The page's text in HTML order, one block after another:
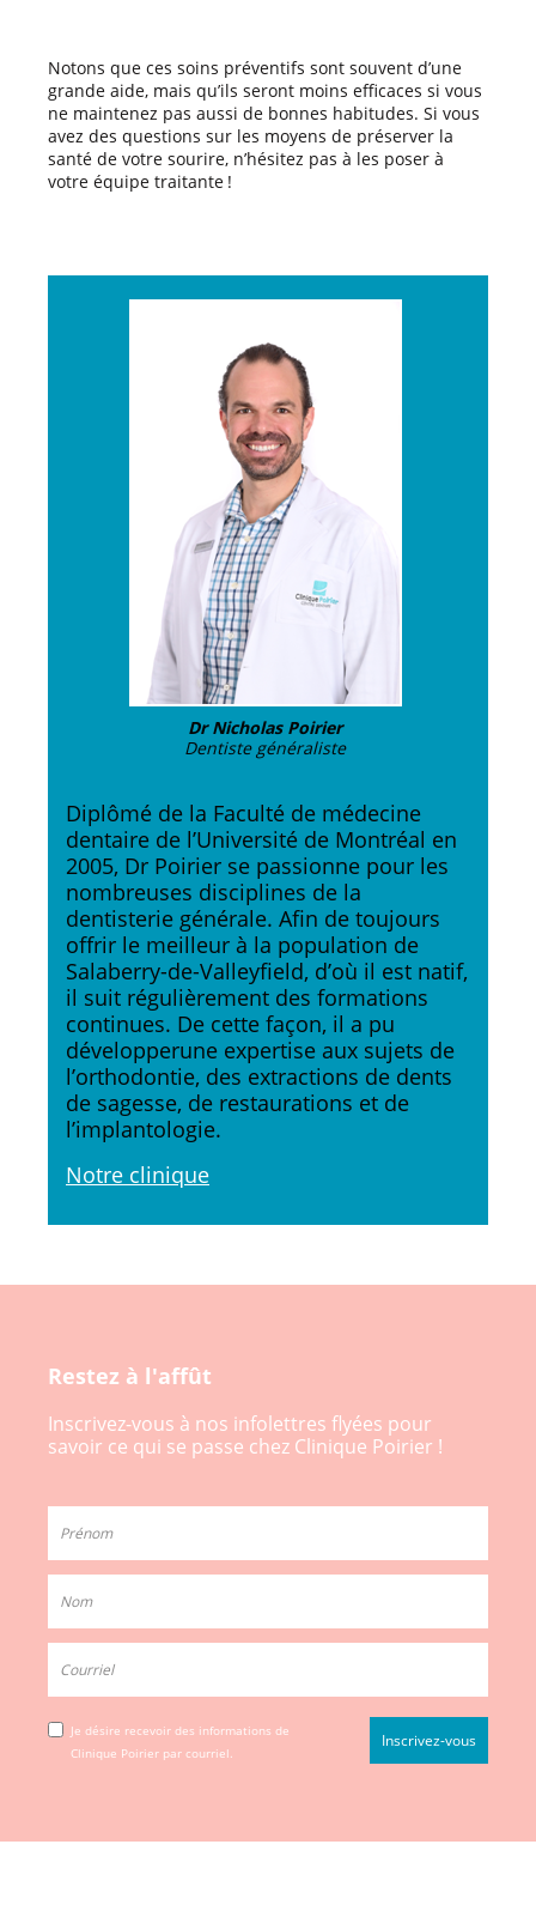
Notons que ces soins préventifs sont souvent d’une
grande aide, mais qu’ils seront moins efficaces si vous
ne maintenez pas aussi de bonnes habitudes. Si vous
avez des questions sur les moyens de préserver la
santé de votre sourire, n’hésitez pas à les poser à
votre équipe traitante !
Dr Nicholas Poirier
Dentiste généraliste
Diplômé de la Faculté de médecine
dentaire de l’Université de Montréal en
2005, Dr Poirier se passionne pour les
nombreuses disciplines de la
dentisterie générale. Afin de toujours
offrir le meilleur à la population de
Salaberry-de-Valleyfield, d’où il est natif,
il suit régulièrement des formations
continues. De cette façon, il a pu
développerune expertise aux sujets de
l’orthodontie, des extractions de dents
de sagesse, de restaurations et de
l’implantologie.
Notre clinique
Restez à l'affût
Inscrivez-vous à nos infolettres flyées pour
savoir ce qui se passe chez Clinique Poirier !
Je désire recevoir des informations de
Clinique Poirier par courriel.